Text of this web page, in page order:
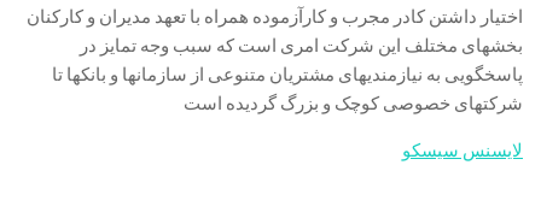
اختیار داشتن کادر مجرب و کارآزموده همراه با تعهد مدیران و کارکنان
بخشهای مختلف این شرکت امری است که سبب وجه تمایز در
پاسخگویی به نیازمندیهای مشتریان متنوعی از سازمانها و بانکها تا
شرکتهای خصوصی کوچک و بزرگ گردیده است
لایسنس سیسکو